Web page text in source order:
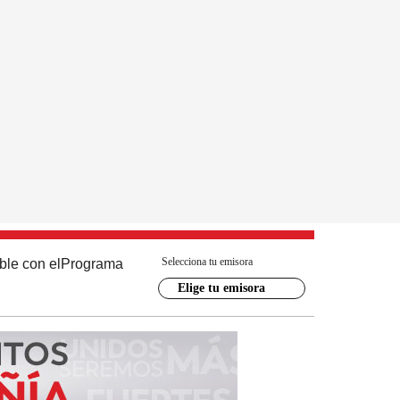
con el Programa Selecciona tu emisora
Elige tu emisora